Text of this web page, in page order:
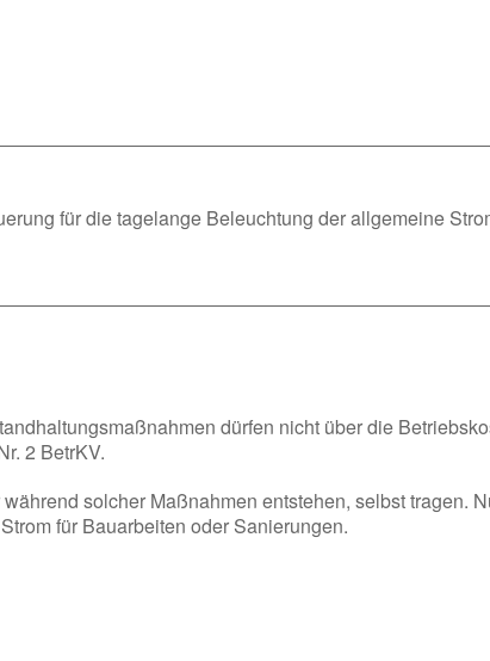
für die tagelange Beleuchtung der allgemeine
dürfen nicht über die
2 BetrKV.
solcher Maßnahmen entstehen, selbst tragen.
für Bauarbeiten oder Sanierungen.